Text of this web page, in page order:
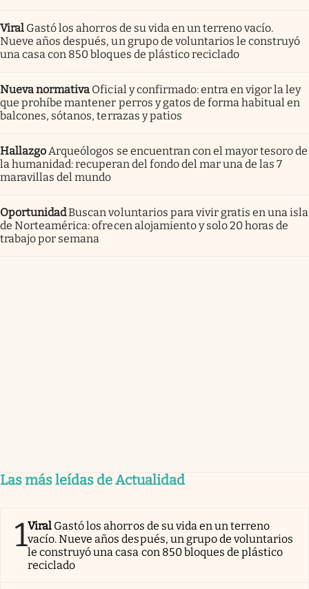
Viral Gastó los ahorros de su vida en un terreno vacío.
Nueve años después, un grupo de voluntarios le construyó
una casa con 850 bloques de plástico reciclado
Nueva normativa Oficial y confirmado: entra en vigor la ley
que prohíbe mantener perros y gatos de forma habitual en
balcones, sótanos, terrazas y patios
Hallazgo Arqueólogos se encuentran con el mayor tesoro de
la humanidad: recuperan del fondo del mar una de las 7
maravillas del mundo
OportunidadBuscan voluntarios para vivir gratis en una isla
de Norteamérica: ofrecen alojamiento y solo 20 horas de
trabajo por semana
Las más leídas de Actualidad
1Viral Gastó los ahorros de su vida en un terreno
vacío. Nueve años después, un grupo de voluntarios
le construyó una casa con 850 bloques de plástico
reciclado